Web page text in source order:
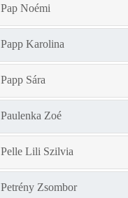
Pap Noémi
Papp Karolina
Papp Sára
Paulenka Zoé
Pelle Lili Szilvia
Petrény Zsombor